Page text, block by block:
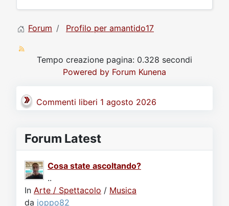
Forum Profilo per amantido17
Tempo creazione pagina: 0.328 secondi
Powered by Forum Kunena
Commenti liberi 1 agosto 2026
Forum Latest
Cosa state ascoltando?
..
In Arte / Spettacolo / Musica
da joppo82